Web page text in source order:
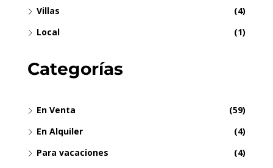
Villas
(4)
Local
(1)
Categorías
En Venta
(59)
En Alquiler
(4)
Para vacaciones
(4)